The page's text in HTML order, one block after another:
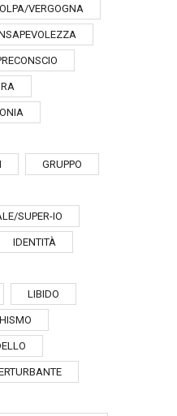
VERGOGNA
GRUPPO
SUPER-IO
IDENTITÀ
LIBIDO